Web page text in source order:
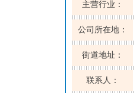
主营行业：
公司所在地：
街道地址：
联系人：